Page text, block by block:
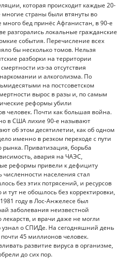
которая происходит каждые 20-
многие страны были втянуты во
бед принёс Афганистан, в 90-е
разгорались локальные гражданские
события. Перечисление всех
бы несколько томов. Нельзя
разборки на территории
из-за отсутствия
и алкоголизма. По
на постсоветском
вырос в разы и, по самым
реформы убили
человек. Почти как большая война.
в США лихие 90-е называют
об этом десятилетии, как об одном
именно в резком переходе с пути
рынка. Приватизация, борьба
авария на ЧАЭС,
реформы привели к дефициту
численности населения стал
без этих потрясений, и ресурсов
тут не обошлось без корректировки,
году в Лос-Анжелесе был
заболевания неизвестной
и врачи даже не могли
узнал о СПИДе. На сегодняшний день
45 миллионов человек.
развитие вируса в организме,
до сих пор.